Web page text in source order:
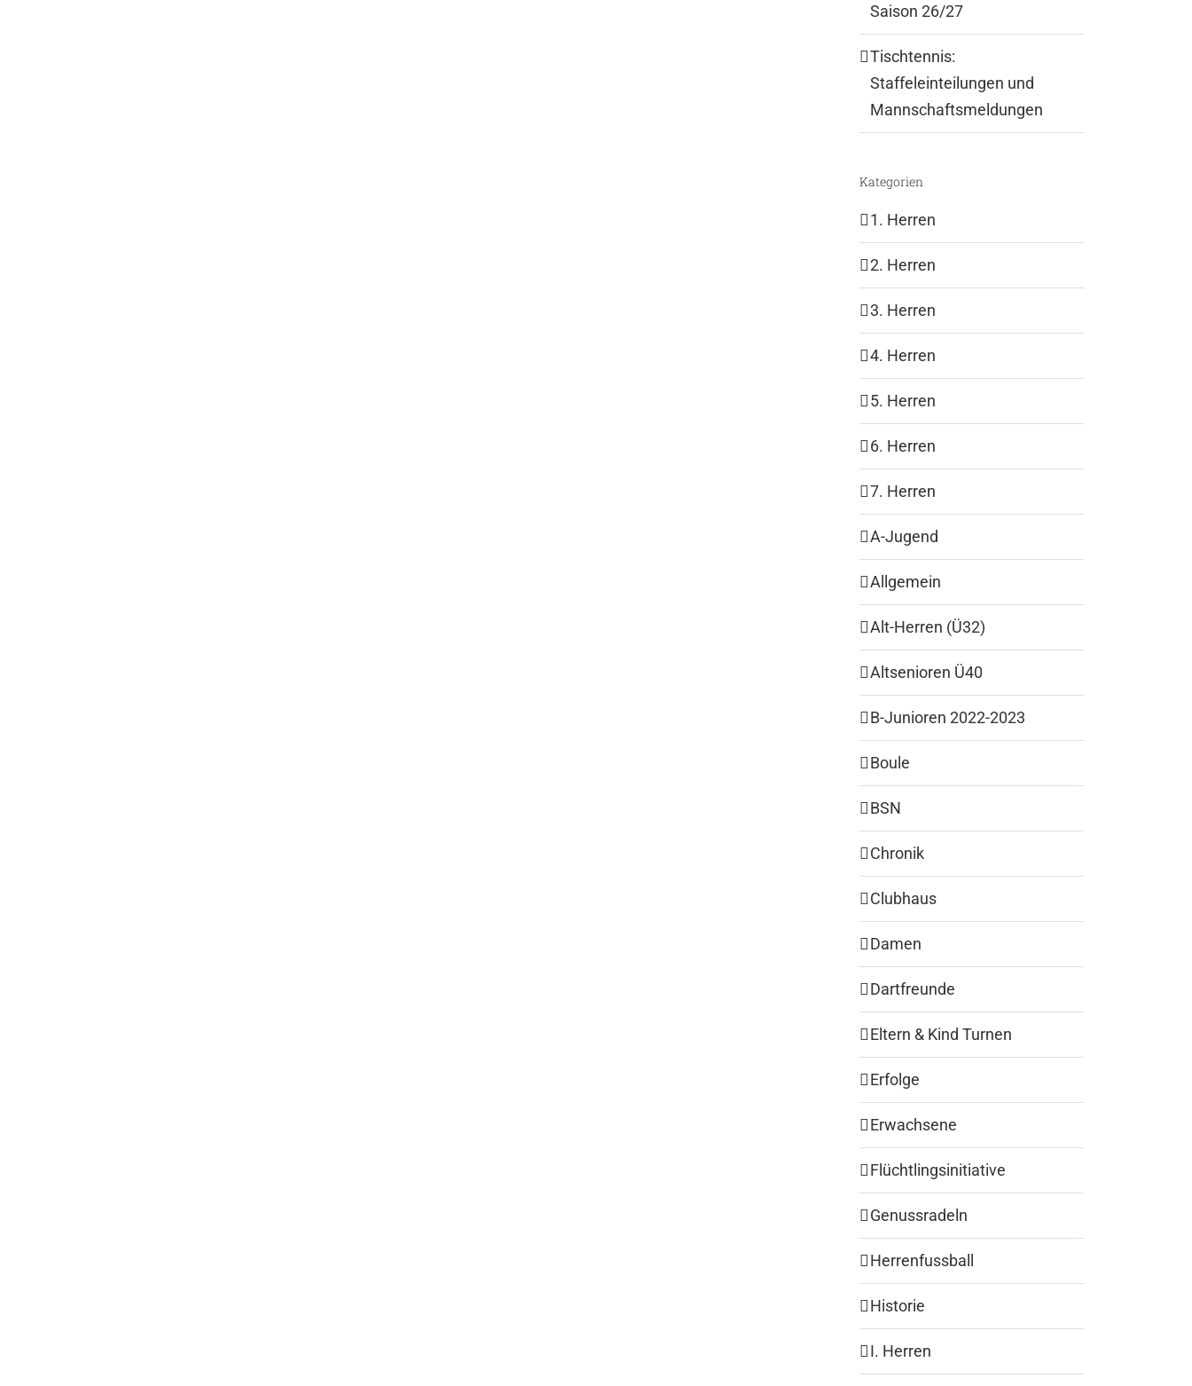
Saison 26/27
Tischtennis:
Staffeleinteilungen und
Mannschaftsmeldungen
Kategorien
1. Herren
2. Herren
3. Herren
4. Herren
5. Herren
6. Herren
7. Herren
A-Jugend
Allgemein
Alt-Herren (Ü32)
Altsenioren Ü40
B-Junioren 2022-2023
Boule
BSN
Chronik
Clubhaus
Damen
Dartfreunde
Eltern & Kind Turnen
Erfolge
Erwachsene
Flüchtlingsinitiative
Genussradeln
Herrenfussball
Historie
I. Herren